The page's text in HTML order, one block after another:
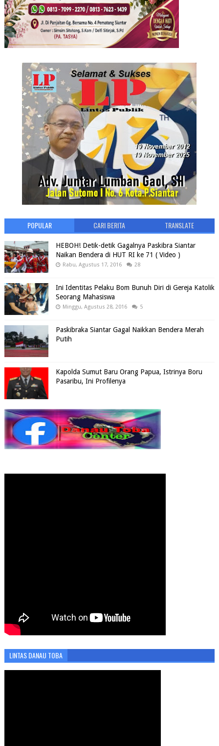
POPULAR CARI BERITA TRANSLATE
HEBOH! Detik-detik Gagalnya Paskibra Siantar
Naikan Bendera di HUT RI ke 71 ( Video )
Rabu, Agustus 17, 2016 28
Ini Identitas Pelaku Bom Bunuh Diri di Gereja Katolik
Seorang Mahasiswa
Minggu, Agustus 28, 2016 5
Paskibraka Siantar Gagal Naikkan Bendera Merah
Putih
Kapolda Sumut Baru Orang Papua, Istrinya Boru
Pasaribu, Ini Profilenya
LINTAS DANAU TOBA